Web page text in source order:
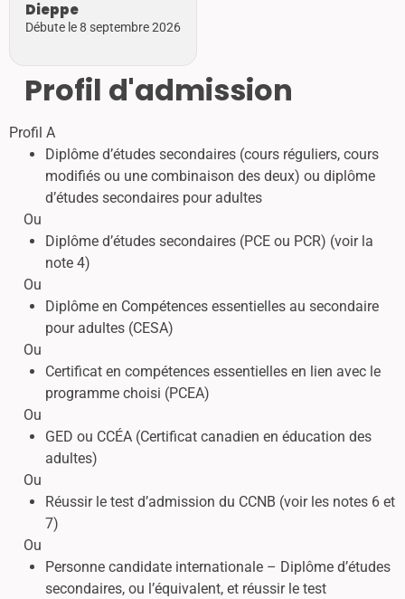
Dieppe
Débute le 8 septembre 2026
Profil d'admission
Profil A
Diplôme d’études secondaires (cours réguliers, cours
modifiés ou une combinaison des deux) ou diplôme
d’études secondaires pour adultes
Ou
Diplôme d’études secondaires (PCE ou PCR) (voir la
note 4)
Ou
Diplôme en Compétences essentielles au secondaire
pour adultes (CESA)
Ou
Certificat en compétences essentielles en lien avec le
programme choisi (PCEA)
Ou
GED ou CCÉA (Certificat canadien en éducation des
adultes)
Ou
Réussir le test d’admission du CCNB (voir les notes 6 et
7)
Ou
Personne candidate internationale – Diplôme d’études
secondaires, ou l’équivalent, et réussir le test